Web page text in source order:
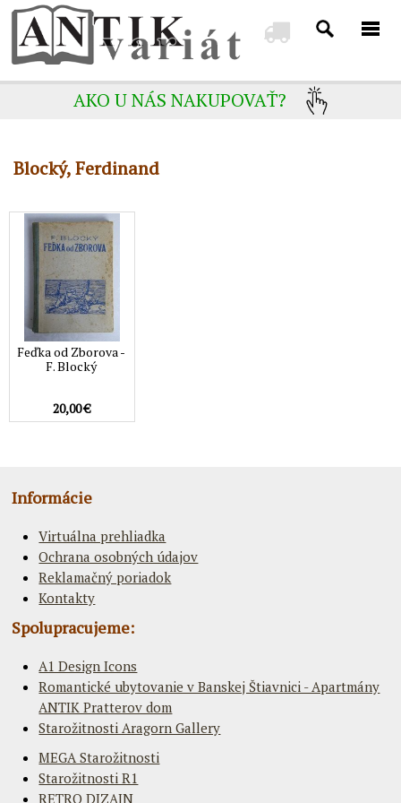
AKO U NÁS NAKUPOVAŤ?
Blocký, Ferdinand
Feďka od Zborova -
F. Blocký
20,00 €
Informácie
Virtuálna prehliadka
Ochrana osobných údajov
Reklamačný poriadok
Kontakty
Spolupracujeme:
A1 Design Icons
Romantické ubytovanie v Banskej Štiavnici - Apartmány
ANTIK Pratterov dom
Starožitnosti Aragorn Gallery
MEGA Starožitnosti
Starožitnosti R1
RETRO DIZAJN